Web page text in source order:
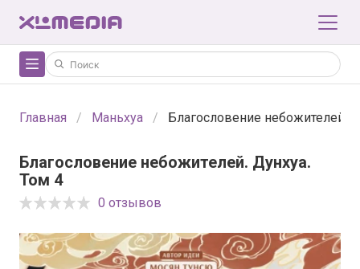
Главная Маньхуа Благословение небожителей.
Благословение небожителей. Дунхуа.
Том 4
0 отзывов